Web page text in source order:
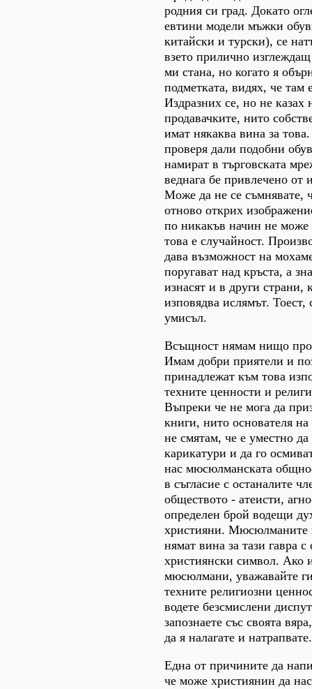
родния си град. Докато
евтини модели мъжки
китайски и турски), се
взето прилично
ми стана, но когато я
подметката, видях, че там
Издразних се, но не
продавачките, нито
имат някаква вина за
проверя дали подобни
намират в търговската
веднага бе привлечено от
Може да не се съмнявате,
отново открих
по никакъв начин не може
това е случайност.
дава възможност на
поругават над кръста, а
изнасят и в други страни,
изповядва ислямът. Тоест,
умисъл.
Всъщност нямам нищо
Имам добри приятели и
принадлежат към това
техните ценности и
Въпреки че не мога да
книги, нито основателя на
не смятам, че е уместно да
карикатури и да го
нас мюсюлманската
в съгласие с останалите
обществото - атеисти,
определен брой водещи
християни. Мюсюлманите
нямат вина за тази гавра с
християнски символ. Ако
мюсюлмани, уважавайте
техните религиозни
водете безсмислени
запознаете със своята
да я налагате и натрапвате.
Една от причините да
че може християнин да